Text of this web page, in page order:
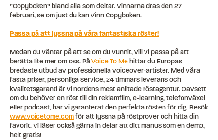
”Copyboken” bland alla som deltar. Vinnarna dras den 27
februari, se om just du kan Vinn Copyboken.
Passa på att lyssna på våra fantastiska röster!
Medan du väntar på att se om du vunnit, vill vi passa på att
berätta lite mer om oss. PåVoice To Me hittar du Europas
bredaste utbud av professionella voiceover-artister. Med våra
fasta priser, personliga service, 24 timmars leverans och
kvalitetsgaranti är vi nordens mest anlitade röstagentur. Oavsett
om du behöver en röst till din reklamfilm, e-learning, telefonväxel
eller podcast, har vi garanterat den perfekta rösten för dig. Besök
www.voicetome.comför att lyssna på röstprover och hitta din
favorit. Vi läser också gärna in delar att ditt manus som en demo,
helt gratis!